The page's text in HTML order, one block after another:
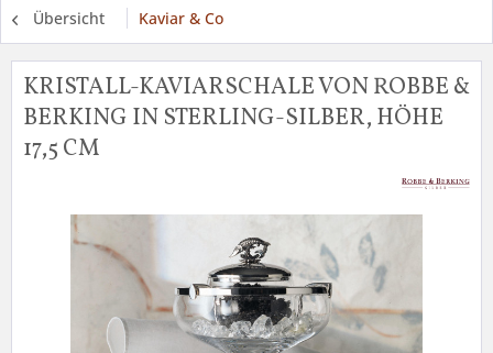
Übersicht Kaviar & Co
KRISTALL-KAVIARSCHALE VON ROBBE &
BERKING IN STERLING-SILBER, HÖHE
17,5 CM